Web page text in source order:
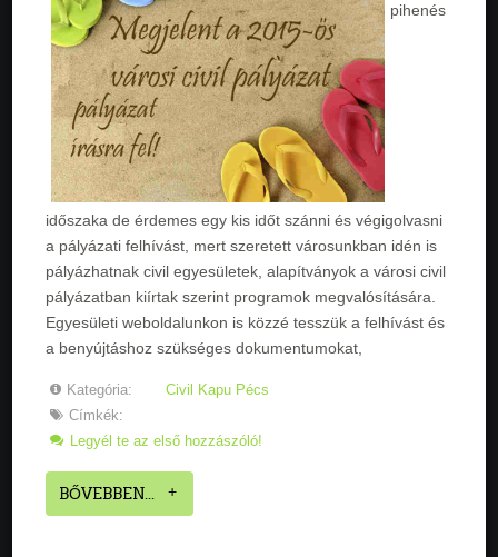
pihenés
időszaka de érdemes egy kis időt szánni és végigolvasni
a pályázati felhívást, mert szeretett városunkban idén is
pályázhatnak civil egyesületek, alapítványok a városi civil
pályázatban kiírtak szerint programok megvalósítására.
Egyesületi weboldalunkon is közzé tesszük a felhívást és
a benyújtáshoz szükséges dokumentumokat,
Kategória:
Civil Kapu Pécs
Címkék:
Legyél te az első hozzászóló!
BŐVEBBEN...